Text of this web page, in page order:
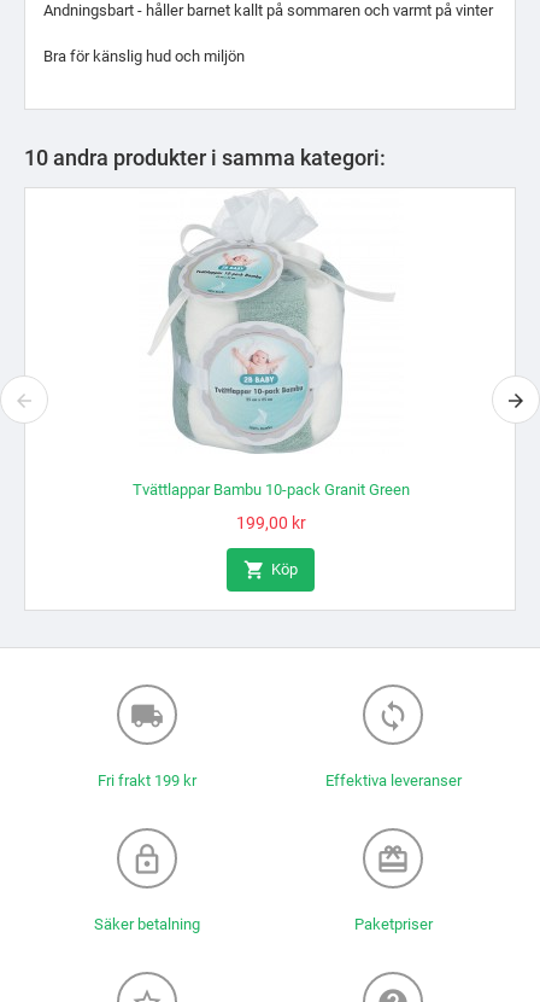
Andningsbart - håller barnet kallt på sommaren och varmt på vinter
Bra för känslig hud och miljön
10 andra produkter i samma kategori:
Tvättlappar Bambu 10-pack
local_shipping
Fri frakt 199 kr
loop
Effektiva leveranser
lock_outline
Säker betalning
redeem
Paketpriser